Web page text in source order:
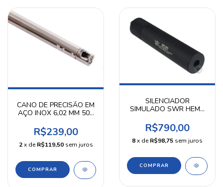
CANO DE PRECISÃO EM
AÇO INOX 6,02 MM 509
R$239,00
2 x deR$119,50 sem juros
SILENCIADOR
SIMULADO SWR HEMS
MADBULL
R$790,00
8x deR$98,75 sem juros